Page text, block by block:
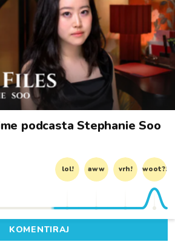
podcasta Stephanie Soo
lol! aww vrh! woot?!
KOMENTIRAJ